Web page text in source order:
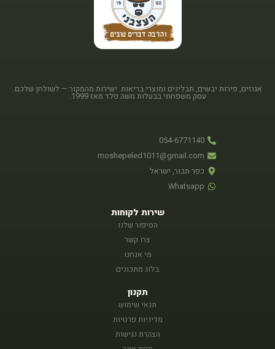
אגוזים, פירות יבשים, תבלינים ומוצרי בריאות. ישירות מהמקור — לשולחן שלכם.
עסק משפחתי בבעלות משה פלד מאז 1999.
054-6771140
moshepeled1011@gmail.com
כפר תבור, ישראל
Whatsapp
שירות לקוחות
הסיפור שלנו
צרו קשר
מי אנחנו
בלוג מתכונים
תקנון
תנאי שימוש
מדיניות פרטיות
הצהרת נגישות